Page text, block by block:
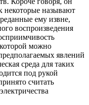
некоторые называют
ему извне,
воспроизведения
можно
явлений
среда для таких
под рукой
считать